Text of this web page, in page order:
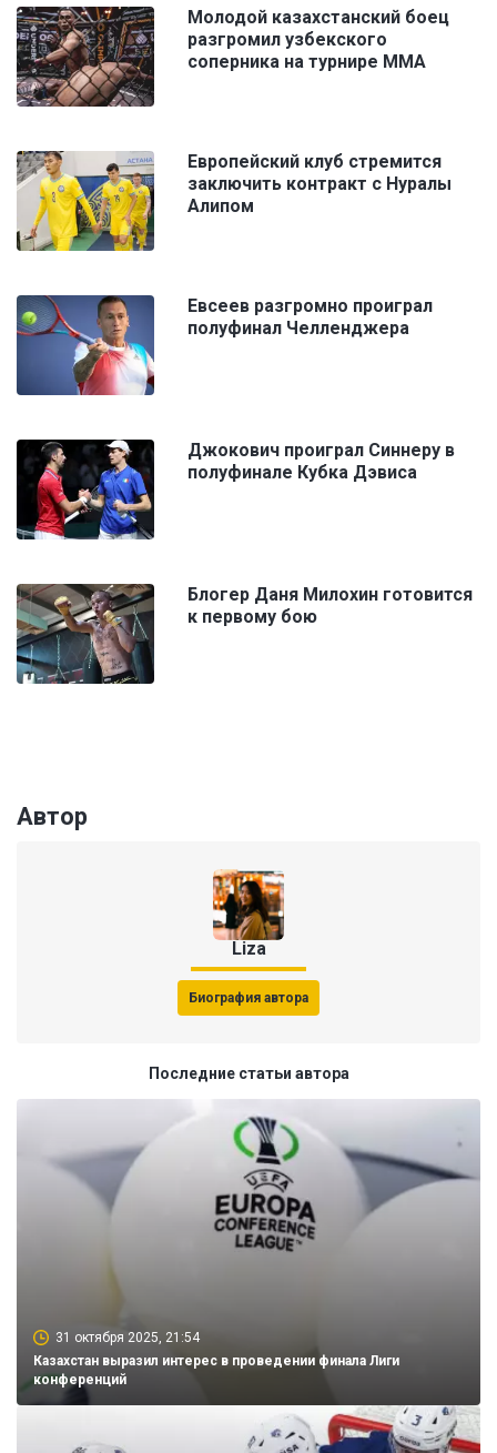
Молодой казахстанский боец
разгромил узбекского
соперника на турнире ММА
Европейский клуб стремится
заключить контракт с Нуралы
Алипом
Евсеев разгромно проиграл
полуфинал Челленджера
Джокович проиграл Синнеру в
полуфинале Кубка Дэвиса
Блогер Даня Милохин готовится
к первому бою
Автор
Liza
Биография автора
Последние статьи автора
31 октября 2025, 21:54
Казахстан выразил интерес в проведении финала Лиги
конференций